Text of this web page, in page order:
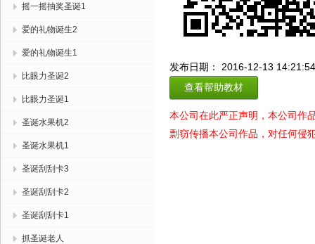
摇一摇抽奖圣诞1
爱的礼物诞生2
爱的礼物诞生1
比眼力圣诞2
比眼力圣诞1
圣诞水果机2
圣诞水果机1
圣诞刮刮卡3
圣诞刮刮卡2
圣诞刮刮卡1
抓圣诞老人
发布日期： 2016-12-13 14:21:54
查看帮助教材
本公司在此严正声明，本公司作
剽窃传播本公司作品，对任何侵